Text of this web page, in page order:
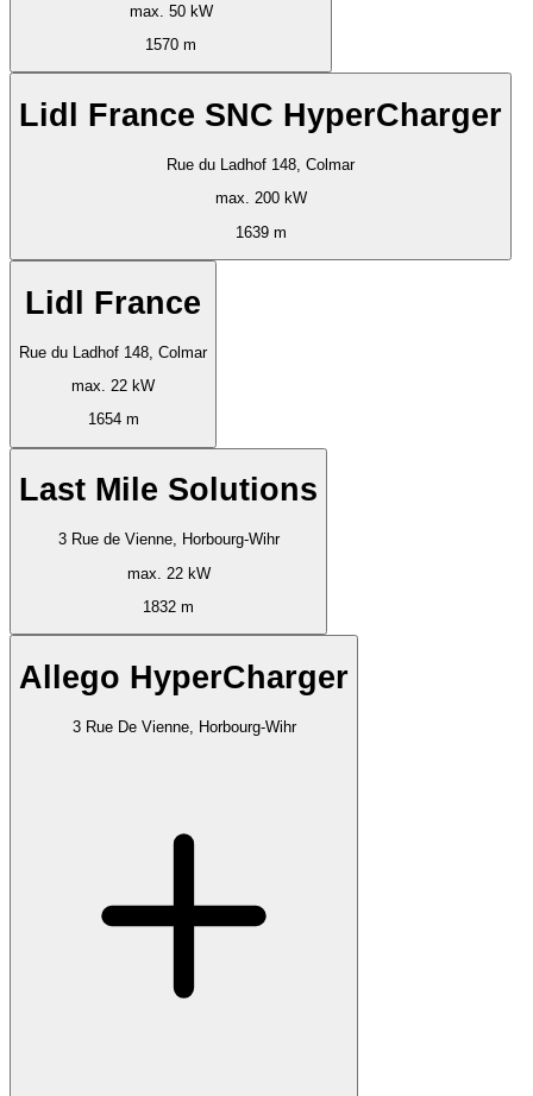
max. 50 kW
1570 m
Lidl France SNC HyperCharger
Rue du Ladhof 148, Colmar
max. 200 kW
1639 m
Lidl France
Rue du Ladhof 148, Colmar
max. 22 kW
1654 m
Last Mile Solutions
3 Rue de Vienne, Horbourg-Wihr
max. 22 kW
1832 m
Allego HyperCharger
3 Rue De Vienne, Horbourg-Wihr